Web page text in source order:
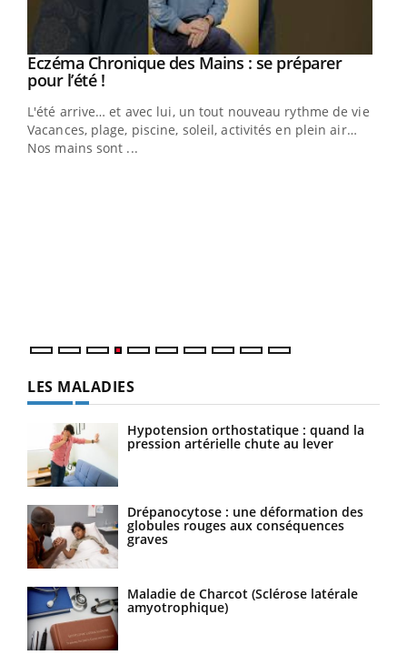
Youtube
Eczéma Chronique des Mains : se préparer
pour l’été !Youtube
L'été arrive… et avec lui, un tout nouveau rythme de vie !
Vacances, plage, piscine, soleil, activités en plein air…
Nos mains sont ...
LES MALADIES
Hypotension orthostatique : quand la
pression artérielle chute au lever
Drépanocytose : une déformation des
globules rouges aux conséquences
graves
Maladie de Charcot (Sclérose latérale
amyotrophique)